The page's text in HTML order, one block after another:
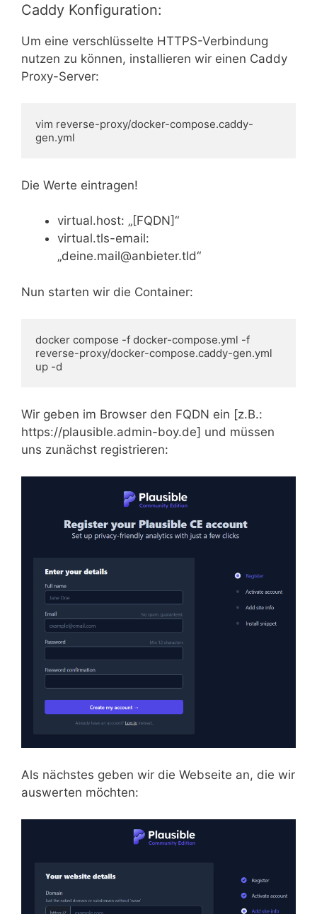
Caddy Konfiguration:
Um eine verschlüsselte HTTPS-Verbindung
nutzen zu können, installieren wir einen Caddy
Proxy-Server:
vim reverse-proxy/docker-compose.caddy-
gen.yml
Die Werte eintragen!
virtual.host: „[FQDN]“
virtual.tls-email:
„deine.mail@anbieter.tld“
Nun starten wir die Container:
docker compose -f docker-compose.yml -f
reverse-proxy/docker-compose.caddy-gen.yml
up -d
Wir geben im Browser den FQDN ein [z.B.:
https://plausible.admin-boy.de] und müssen
uns zunächst registrieren:
Als nächstes geben wir die Webseite an, die wir
auswerten möchten: